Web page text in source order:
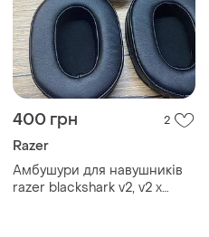
400 грн 2
Razer
Амбушури для навушників
razer blackshark v2, v2 x